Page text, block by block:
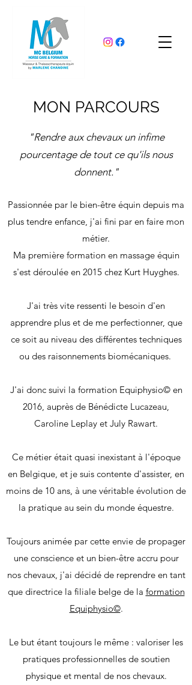
MON PARCOURS
"Rendre aux chevaux un infime
pourcentage de tout ce qu'ils nous
donnent."
Passionnée par le bien-être équin depuis ma
plus tendre enfance, j'ai fini par en faire mon
métier.
Ma première formation en massage équin
s'est déroulée en 2015 chez Kurt Huyghes.
J'ai très vite ressenti le besoin d'en
apprendre plus et de me perfectionner, que
ce soit au niveau des différentes techniques
ou des raisonnements biomécaniques.
J'ai donc suivi la formation Equiphysio© en
2016, auprès de Bénédicte Lucazeau,
Caroline Leplay et July Rawart.
Ce métier était quasi inexistant à l'époque
en Belgique, et je suis contente d'assister, en
moins de 10 ans, à une véritable évolution de
la pratique au sein du monde équestre.
Toujours animée par cette envie de propager
une conscience et un bien-être accru pour
nos chevaux, j'ai décidé de reprendre en tant
que directrice la filiale belge de la formation
Equiphysio©.
Le but étant toujours le même : valoriser les
pratiques professionnelles de soutien
physique et mental de nos chevaux.